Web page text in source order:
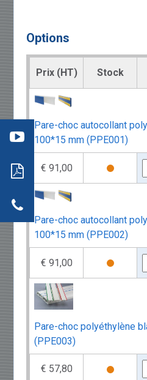
Options
Prix (HT) Stock
Pare-choc autocollant
100*15 mm (PPE001)
€ 91,00
Pare-choc autocollant
100*15 mm (PPE002)
€ 91,00
Pare-choc polyéthylène
(PPE003)
€ 57,80
les